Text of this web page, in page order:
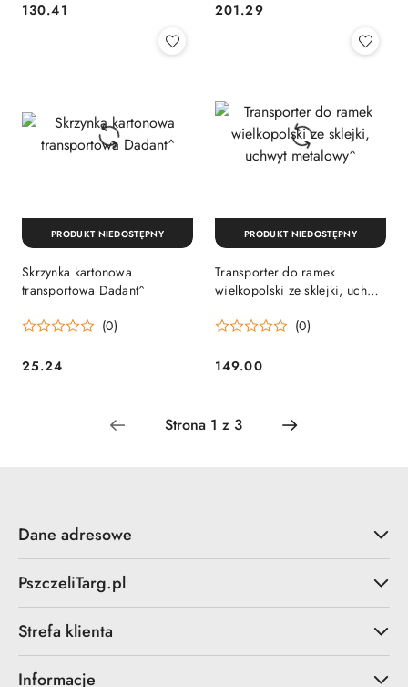
Cena:
130.41 Cena:
201.29
Skrzynka kartonowa
transportowa Dadant^
(0)
Cena:
25.24
PRODUKT NIEDOSTĘPNY
Transporter do ramek
wielkopolski ze sklejki, uchwyt
(0)
Cena:
149.00
PRODUKT NIEDOSTĘPNY
Dane adresowe
PszczeliTarg.pl
Strefa klienta
Informacje